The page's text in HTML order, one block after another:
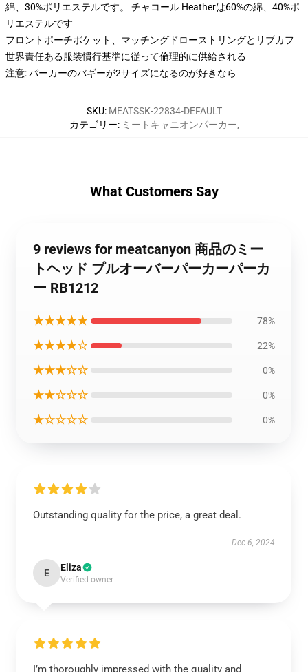
綿、30%ポリエステルです。 チャコール Heatherは60%の綿、40%ポ
リエステルです
フロントポーチポケット、マッチングドローストリングとリブカフ
世界責任ある服装慣行基準に従って倫理的に供給される
注意: パーカーのバギーが2サイズになるのが好きなら
SKU: MEATSSK-22834-DEFAULT
カテゴリー: ミートキャニオンパーカー,
What Customers Say
9 reviews for meatcanyon 商品のミー
トヘッド プルオーバーパーカーパーカ
ー RB1212
★★★★★ 78%
★★★★☆ 22%
★★★☆☆ 0%
★★☆☆☆ 0%
★☆☆☆☆ 0%
Outstanding quality for the price, a great deal.
Dec 6, 2024
E Eliza
Verified owner
I’m thoroughly impressed with the quality and